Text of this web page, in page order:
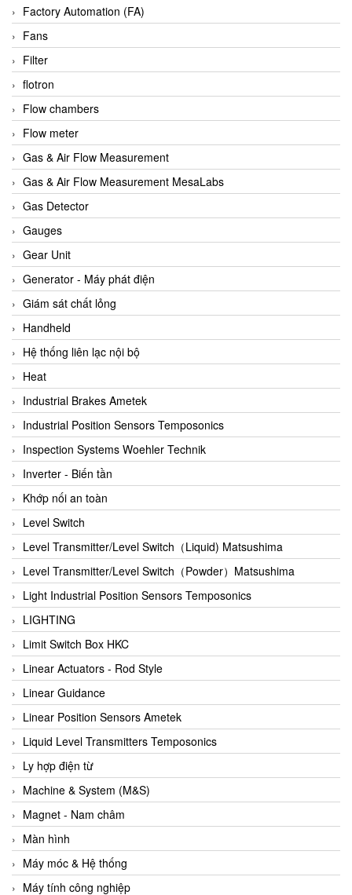
Apex Dynamics Vietnam
Apiste
APLISENS VietNam
Apollo Fire
Appleton
AQ Matic
Aqualabo Vietnam
Aquametro
ARCA Regler
Arcos Hydraulik
Ardetem-Sfere-Vietnam
Argal
AS ENERGI
ASCO CO2
Asker
AT2E
ATC Pneumatic
ATEX System
ATI - IA
ATI (Analytical Technology Inc)
Atos
Atrax
Auma
Autec
Auto Flow
Automatic valve
Aventics
Avproglobal
Axiomtek
AZBIL
B&C Electronics
B&R
Babcok wilcox
Baelz Automatic Vietnam
Bahr Modultechnik Vietnam
Balluff
BamBo Vietnam
Factory Automation (FA)
Fans
Filter
flotron
Flow chambers
Flow meter
Gas & Air Flow Measurement
Gas & Air Flow Measurement MesaLabs
Gas Detector
Gauges
Gear Unit
Generator - Máy phát điện
Giám sát chất lỏng
Handheld
Hệ thống liên lạc nội bộ
Heat
Industrial Brakes Ametek
Industrial Position Sensors Temposonics
Inspection Systems Woehler Technik
Inverter - Biến tần
Khớp nối an toàn
Level Switch
Level Transmitter/Level Switch（Liquid) Matsushima
Level Transmitter/Level Switch（Powder）Matsushima
Light Industrial Position Sensors Temposonics
LIGHTING
Limit Switch Box HKC
Linear Actuators - Rod Style
Linear Guidance
Linear Position Sensors Ametek
Liquid Level Transmitters Temposonics
Ly hợp điện từ
Machine & System (M&S)
Magnet - Nam châm
Màn hình
Máy móc & Hệ thống
Máy tính công nghiệp